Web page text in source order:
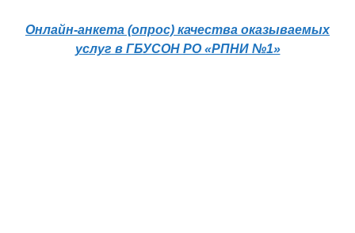
Онлайн-анкета (опрос) качества оказываемых
услуг в ГБУСОН РО «РПНИ №1»